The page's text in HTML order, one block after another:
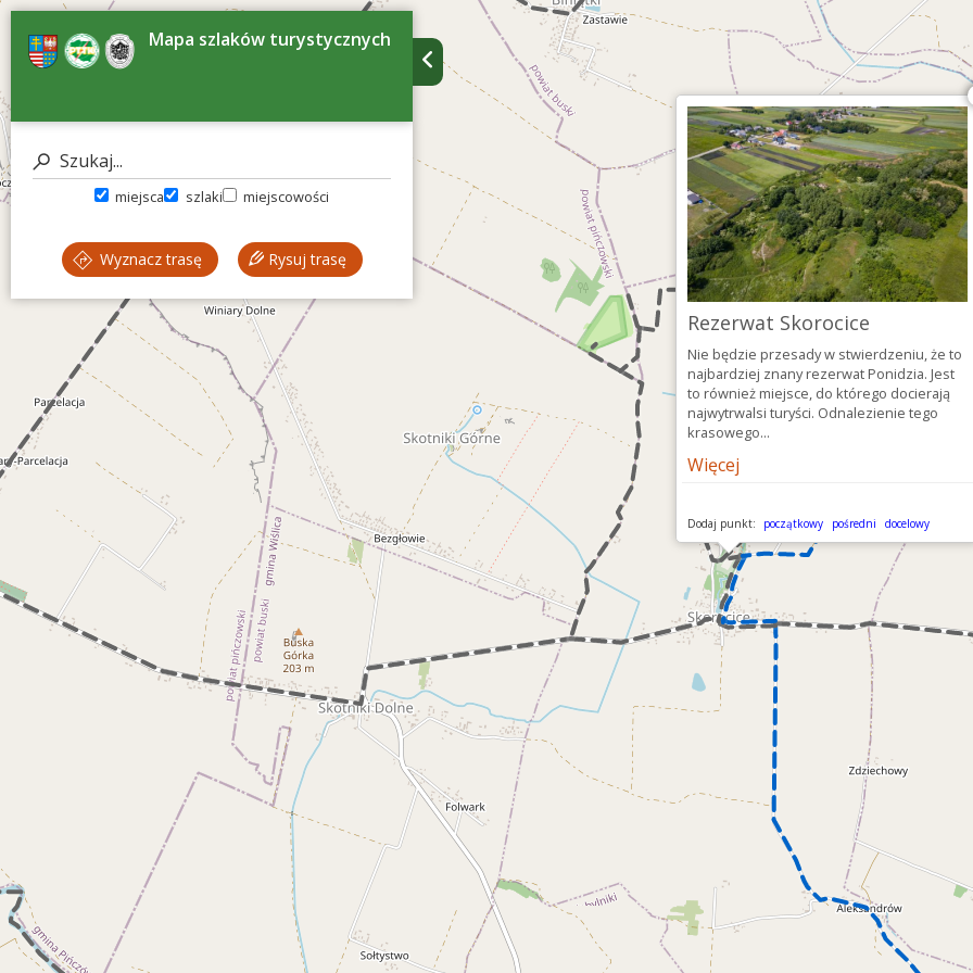
Mapa szlaków turystycznych
miejsca szlaki miejscowości
Wyznacz trasę Rysuj trasę
Rezerwat Skorocice
Nie będzie przesady w stwierdzeniu, że to
najbardziej znany rezerwat Ponidzia. Jest
to również miejsce, do którego docierają
najwytrwalsi turyści. Odnalezienie tego
krasowego...
Więcej
Dodaj punkt: początkowy pośredni docelowy